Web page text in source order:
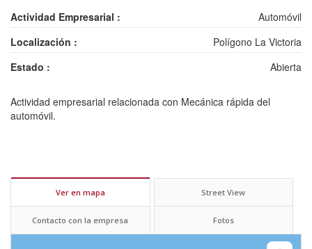
Actividad Empresarial :
Automóvil
Localización :
Polígono La Victoria
Estado :
Abierta
Actividad empresarial relacionada con Mecánica rápida del
automóvil.
Ver en mapa Street View
Contacto con la empresa Fotos
2001, 1578, 12 2002, 1578, 12